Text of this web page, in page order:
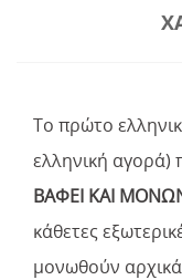
Το πρώτο
ελληνική αγορά)
ΒΑΦΕΙ ΚΑΙ
κάθετες
μονωθούν